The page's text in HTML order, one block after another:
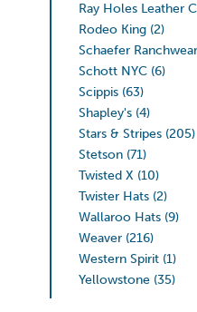
Ray Holes Leather
Rodeo King (2)
Schaefer Ranchwear
Schott NYC (6)
Scippis (63)
Shapley's (4)
Stars & Stripes (205)
Stetson (71)
Twisted X (10)
Twister Hats (2)
Wallaroo Hats (9)
Weaver (216)
Western Spirit (1)
Yellowstone (35)